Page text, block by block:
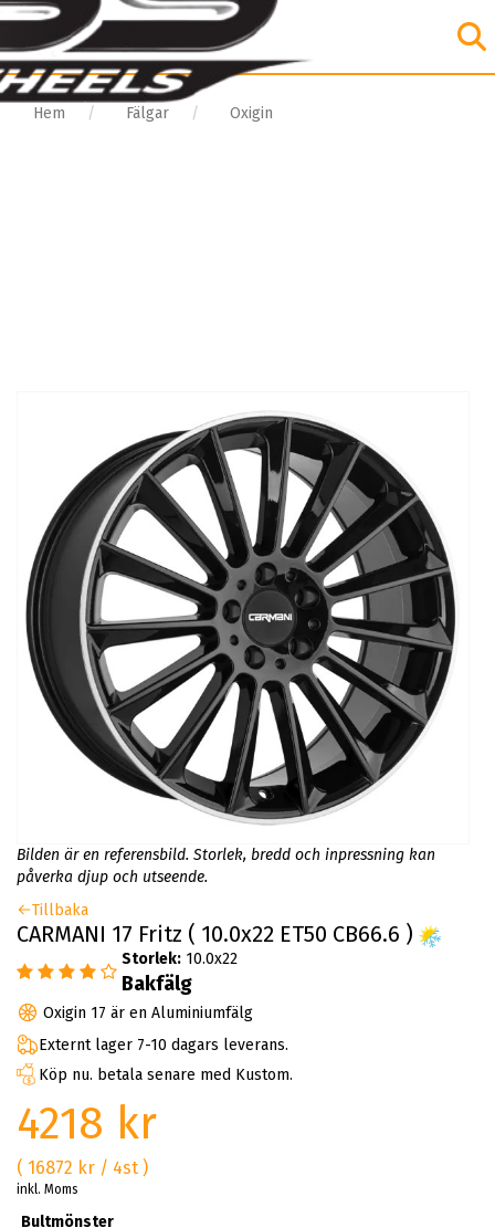
Hem Fälgar Oxigin
Bilden är en referensbild. Storlek, bredd och inpressning kan
påverka djup och utseende.
Tillbaka
CARMANI 17 Fritz ( 10.0x22 ET50 CB66.6 )
Storlek: 10.0x22
Bakfälg
Oxigin 17 är en Aluminiumfälg
Externt lager 7-10 dagars leverans.
Köp nu. betala senare med Kustom.
4218 kr
( 16872 kr / 4st )
inkl. Moms
Bultmönster